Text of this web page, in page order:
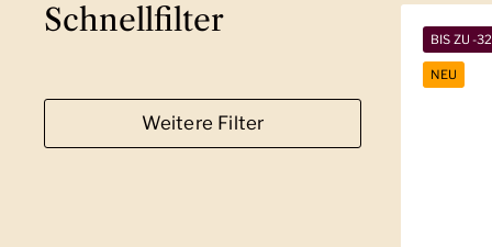
Schnellfilter
Weitere Filter
BIS ZU -
NEU